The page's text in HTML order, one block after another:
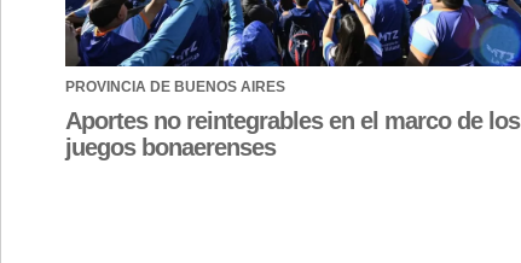
PROVINCIA DE BUENOS AIRES
Aportes no reintegrables en el marco de los
juegos bonaerenses